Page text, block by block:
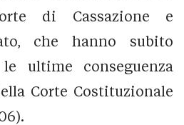
di Cassazione e
che hanno subito
ultime conseguenza
Corte Costituzionale